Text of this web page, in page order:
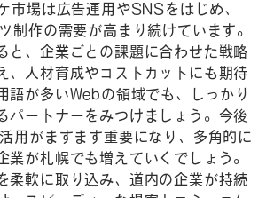
市場は広告運用やSNSをはじめ、
制作の需要が高まり続けています。
と、企業ごとの課題に合わせた戦略
、人材育成やコストカットにも期待
語が多いWebの領域でも、しっかり
パートナーをみつけましょう。今後
用がますます重要になり、多角的に
業が札幌でも増えていくでしょう。
柔軟に取り込み、道内の企業が持続